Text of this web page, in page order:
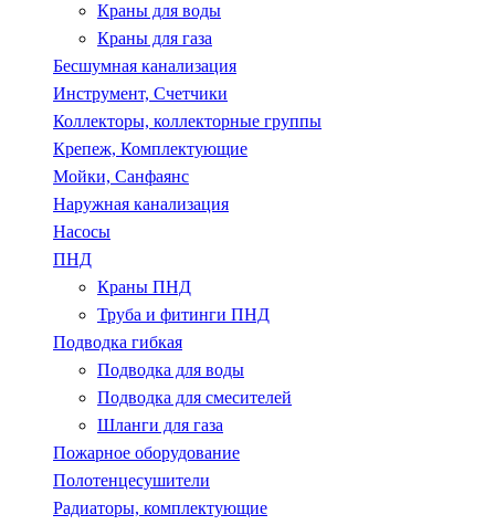
Краны для воды
Краны для газа
Бесшумная канализация
Инструмент, Счетчики
Коллекторы, коллекторные группы
Крепеж, Комплектующие
Мойки, Санфаянс
Наружная канализация
Насосы
ПНД
Краны ПНД
Труба и фитинги ПНД
Подводка гибкая
Подводка для воды
Подводка для смесителей
Шланги для газа
Пожарное оборудование
Полотенцесушители
Радиаторы, комплектующие